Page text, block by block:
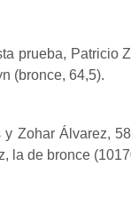
prueba, Patricio
(bronce, 64,5).
Zohar Álvarez,
la de bronce